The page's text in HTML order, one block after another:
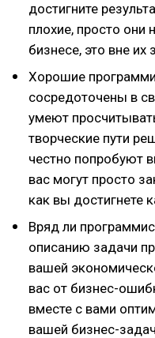
достигните
плохие, просто они
бизнесе, это вне их
Хорошие
сосредоточены в
умеют
творческие пути
честно попробуют
вас могут просто
как вы достигнете
Вряд ли
описанию задачи
вашей
вас от бизнес-
вместе с вами
вашей бизнес-